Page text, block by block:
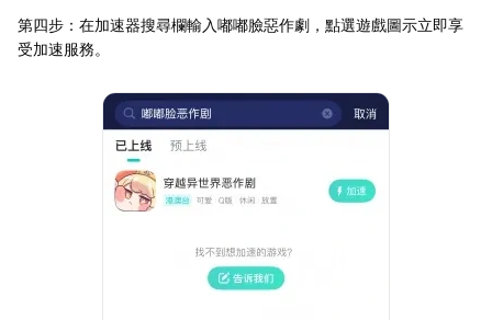
第四步：在加速器搜尋欄輸入嘟嘟臉惡作劇，點選遊戲圖示立即享
受加速服務。